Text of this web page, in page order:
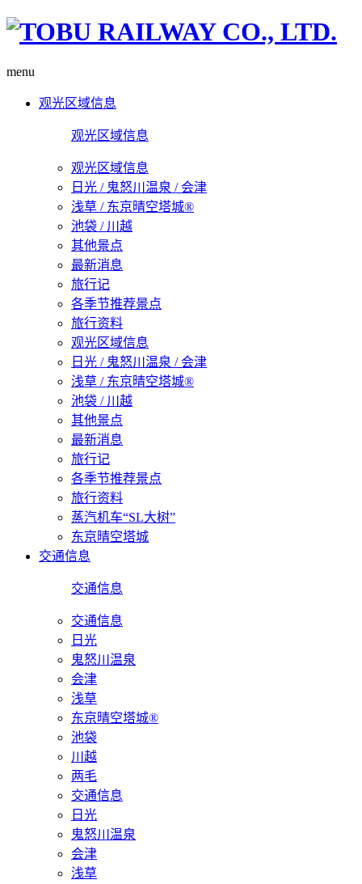
menu
观光区域信息
观光区域信息
观光区域信息
日光 / 鬼怒川温泉 / 会津
浅草 / 东京晴空塔城®
池袋 / 川越
其他景点
最新消息
旅行记
各季节推荐景点
旅行资料
观光区域信息
日光 / 鬼怒川温泉 / 会津
浅草 / 东京晴空塔城®
池袋 / 川越
其他景点
最新消息
旅行记
各季节推荐景点
旅行资料
蒸汽机车“SL大树”
东京晴空塔城
交通信息
交通信息
交通信息
日光
鬼怒川温泉
会津
浅草
东京晴空塔城®
池袋
川越
两毛
交通信息
日光
鬼怒川温泉
会津
浅草